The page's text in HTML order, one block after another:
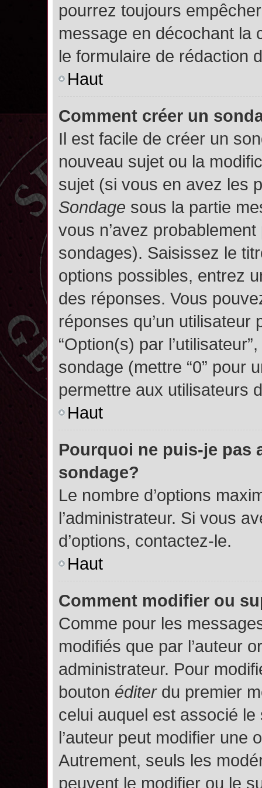
pourrez toujours
message en décochant la
le formulaire de rédaction
Haut
Comment créer un
Il est facile de créer un
nouveau sujet ou la
sujet (si vous en avez les
Sondage sous la partie
vous n’avez
sondages). Saisissez le
options possibles, entrez
des réponses. Vous
réponses qu’un
“Option(s) par
sondage (mettre “0” pour
permettre aux utilisateurs
Haut
Pourquoi ne puis-je pas
sondage?
Le nombre d’options
l’administrateur. Si vous
d’options, contactez-le.
Haut
Comment modifier ou
Comme pour les
modifiés que par l’auteur
administrateur. Pour
bouton éditerdu premier
celui auquel est associé le
l’auteur peut modifier une
Autrement, seuls les
peuvent le modifier ou le